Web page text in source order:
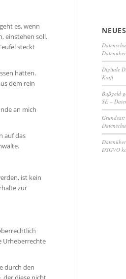
es, wenn
einstehen soll.
steckt
hätten.
dem rein
an mich
auf das
ist kein
zur
Urheberrechte
durch den
Digitale
Kraft
Bußgeld
SE –
DSGVO